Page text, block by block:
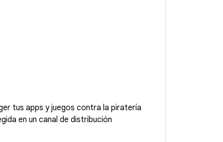
tus apps y juegos contra la piratería
en un canal de distribución